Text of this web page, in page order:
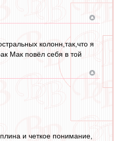
колонн,так,что я
Мак повёл себя в той
и четкое понимание,